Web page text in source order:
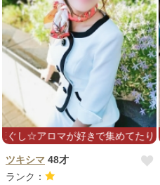
ロマが好きで集めてたりもし
ツキシマ 48才
ランク：
心地よさ気持ち良さに委